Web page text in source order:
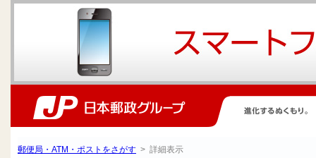
郵便局・ATM・ポストをさがす > 詳細表示